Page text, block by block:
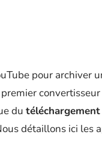
pour archiver
du
détaillons ici les